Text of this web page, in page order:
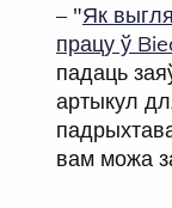
– "Як
працу ў
падаць
артыкул
вам можа